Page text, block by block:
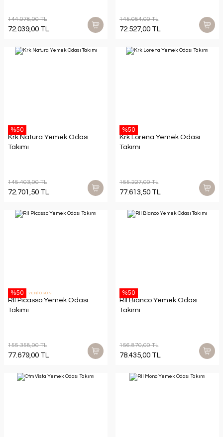
144.078,00 TL
72.039,00 TL
145.054,00 TL
72.527,00 TL
%50
Krk Natura Yemek Odası
Takımı
145.403,00 TL
72.701,50 TL
%50
Krk Lorena Yemek Odası
Takımı
155.227,00 TL
77.613,50 TL
%50 YENİ ÜRÜN
Rll Picasso Yemek Odası
Takımı
155.358,00 TL
77.679,00 TL
%50
Rll Bianco Yemek Odası
Takımı
156.870,00 TL
78.435,00 TL